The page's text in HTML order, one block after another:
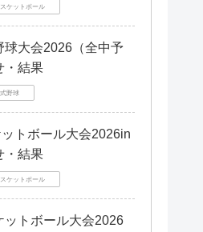
ケットボール
球大会2026（全中予
・結果
野球
トボール大会2026in
・結果
ケットボール
ットボール大会2026